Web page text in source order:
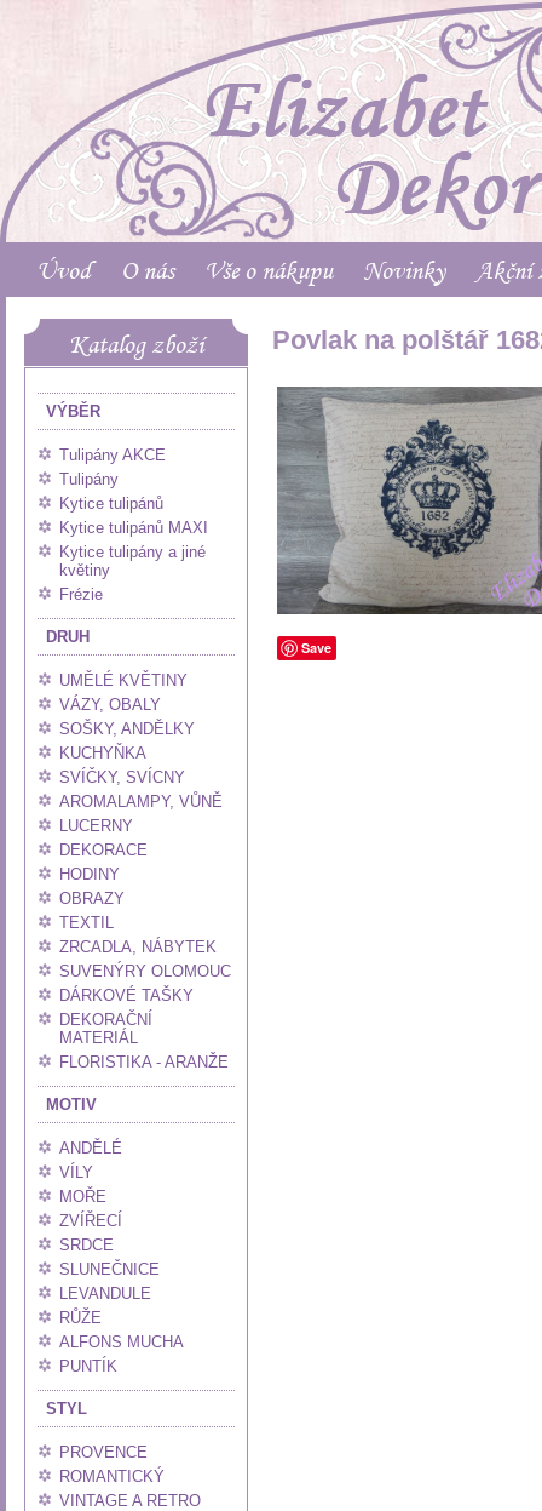
Úvod O nás Vše o nákupu Novinky Akční
Katalog zboží
VÝBĚR
Tulipány AKCE
Tulipány
Kytice tulipánů
Kytice tulipánů MAXI
Kytice tulipány a jiné
květiny
Frézie
DRUH
UMĚLÉ KVĚTINY
VÁZY, OBALY
SOŠKY, ANDĚLKY
KUCHYŇKA
SVÍČKY, SVÍCNY
AROMALAMPY, VŮNĚ
LUCERNY
DEKORACE
HODINY
OBRAZY
TEXTIL
ZRCADLA, NÁBYTEK
SUVENÝRY OLOMOUC
DÁRKOVÉ TAŠKY
DEKORAČNÍ
MATERIÁL
FLORISTIKA - ARANŽE
MOTIV
ANDĚLÉ
VÍLY
MOŘE
ZVÍŘECÍ
SRDCE
SLUNEČNICE
LEVANDULE
RŮŽE
ALFONS MUCHA
PUNTÍK
STYL
PROVENCE
ROMANTICKÝ
VINTAGE A RETRO
Povlak na polštář
Save